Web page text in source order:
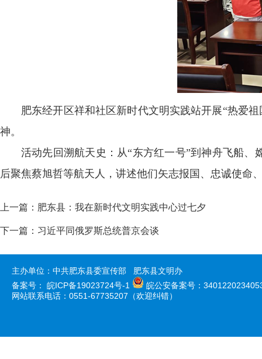
肥东经开区祥和社区新时代文明实践站开展“热爱
神。
活动先回溯航天史：从“东方红一号”到神舟飞船
后聚焦蔡旭哲等航天人，讲述他们矢志报国、忠诚使命
上一篇： 肥东县：我在新时代文明实践中心过七夕
下一篇： 习近平同俄罗斯总统普京会谈
主办单位：中共肥东县委宣传部 肥东县文明办
备案号： 皖ICP备19023724号-1
皖公安备案号：
网站联系电话：0551-67735207（欢迎纠错）